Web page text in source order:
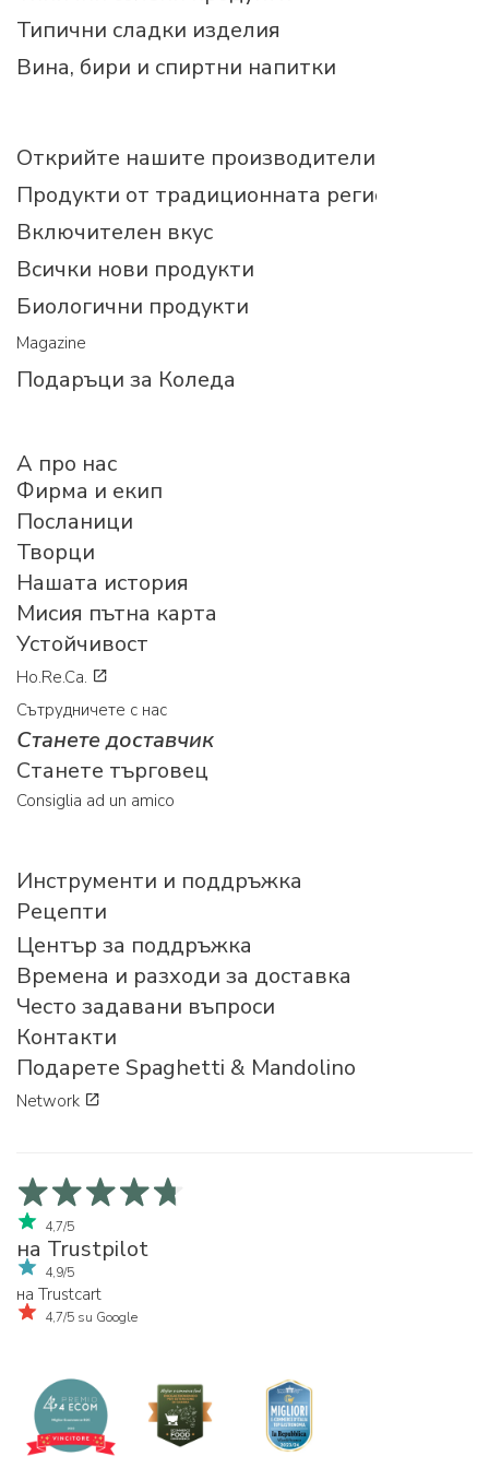
Типични сладки изделия
Вина, бири и спиртни напитки
Открийте нашите производители
Продукти от традиционната регионална
Включителен вкус
Всички нови продукти
Биологични продукти
Magazine
Подаръци за Коледа
A про нас
Фирма и екип
Посланици
Творци
Нашата история
Мисия пътна карта
Устойчивост
Ho.Re.Ca.
Сътрудничете с нас
Станете доставчик
Станете търговец
Consiglia ad un amico
Инструменти и поддръжка
Рецепти
Център за поддръжка
Времена и разходи за доставка
Често задавани въпроси
Контакти
Подарете Spaghetti & Mandolino
Network
4,7/5
на Trustpilot
4,9/5
на Trustcart
4,7/5 su Google